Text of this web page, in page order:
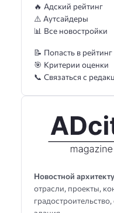
Новостной
отрасли, проекты,
🔥 Адский рейтинг
⚠️ Аутсайдеры
📊 Все новостройки
📝 Попасть в рейтинг
🎯 Критерии оценки
📞 Связаться с